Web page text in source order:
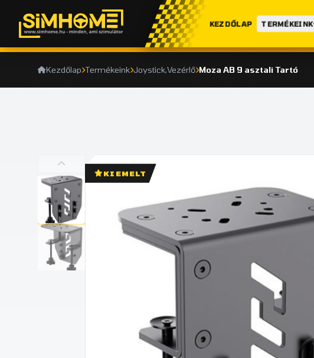
KEZDŐLAP TERMÉKEINK
Kezdőlap Termékeink Joystick,Vezérlő Moza AB 9 asztali Tartó
KIEMELT